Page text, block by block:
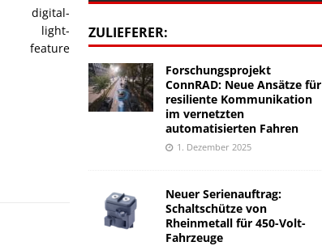
ZULIEFERER:
Forschungsprojekt
ConnRAD: Neue Ansätze für
resiliente Kommunikation
im vernetzten
automatisierten Fahren
1. Dezember 2025
Neuer Serienauftrag:
Schaltschütze von
Rheinmetall für 450-Volt-
Fahrzeuge